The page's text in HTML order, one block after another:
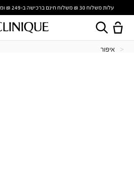
עלות משלוח 30 ₪ משלוח חינם ברכישה ב-249 ₪ ומעלה | עד 14 ימי עסקים
איפור